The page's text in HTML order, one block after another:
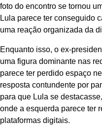
foto do encontro se tornou
Lula parece ter conseguido
uma reação organizada da
Enquanto isso, o ex-
uma figura dominante nas
parece ter perdido espaço
resposta contundente por
para que Lula se
onde a esquerda parece ter
plataformas digitais.